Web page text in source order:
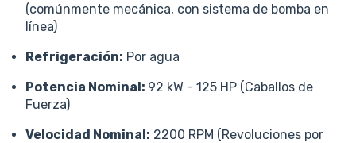
(comúnmente mecánica, con sistema de bomba en
línea)
Refrigeración: Por agua
Potencia Nominal: 92 kW - 125 HP (Caballos de
Fuerza)
Velocidad Nominal: 2200 RPM (Revoluciones por